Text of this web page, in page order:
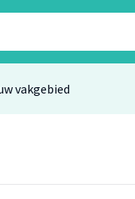
vakgebied